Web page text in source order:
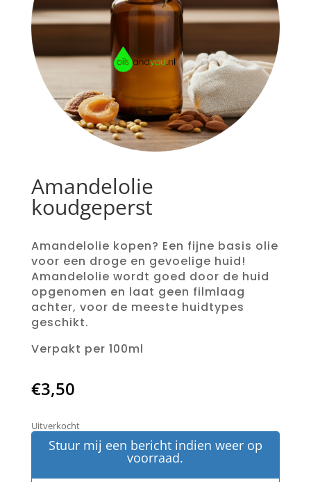
Amandelolie
koudgeperst
Amandelolie kopen? Een fijne basis olie
voor een droge en gevoelige huid!
Amandelolie wordt goed door de huid
opgenomen en laat geen filmlaag
achter, voor de meeste huidtypes
geschikt.
Verpakt per 100ml
€3,50
Uitverkocht
Stuur mij een bericht indien weer op
voorraad.